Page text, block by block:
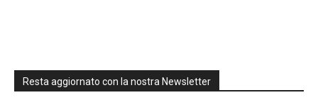
Resta aggiornato con la nostra Newsletter